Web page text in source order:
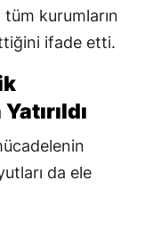
kurumların
ifade etti.
da ele